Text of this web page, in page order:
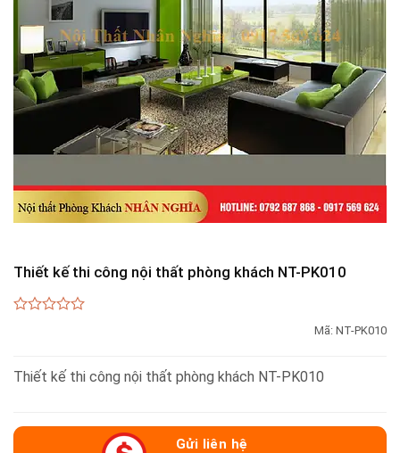
Thiết kế thi công nội thất phòng khách NT-PK010
5
Mã:NT-PK010
Thiết kế thi công nội thất phòng khách NT-PK010
Gửi liên hệ